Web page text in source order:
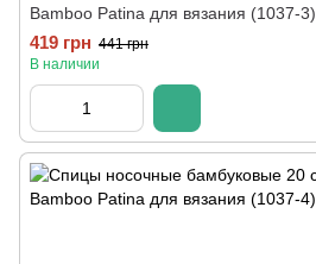
Bamboo Patina для вязания (1037-3)
419 грн 441 грн
В наличии